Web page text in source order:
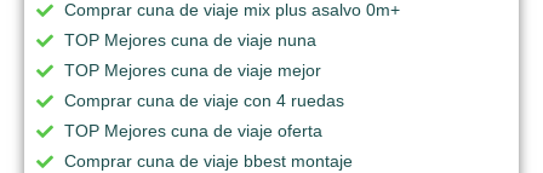
Comprar cuna de viaje mix plus asalvo 0m+
TOP Mejores cuna de viaje nuna
TOP Mejores cuna de viaje mejor
Comprar cuna de viaje con 4 ruedas
TOP Mejores cuna de viaje oferta
Comprar cuna de viaje bbest montaje